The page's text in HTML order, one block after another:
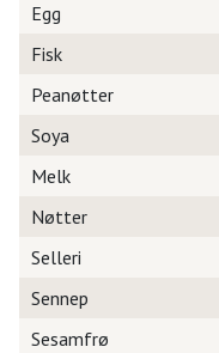
Egg
Fisk
Peanøtter
Soya
Melk
Nøtter
Selleri
Sennep
Sesamfrø